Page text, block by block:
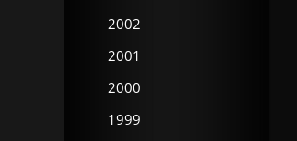
2002
2001
2000
1999